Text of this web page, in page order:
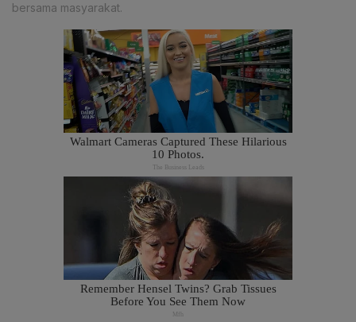
bersama masyarakat.